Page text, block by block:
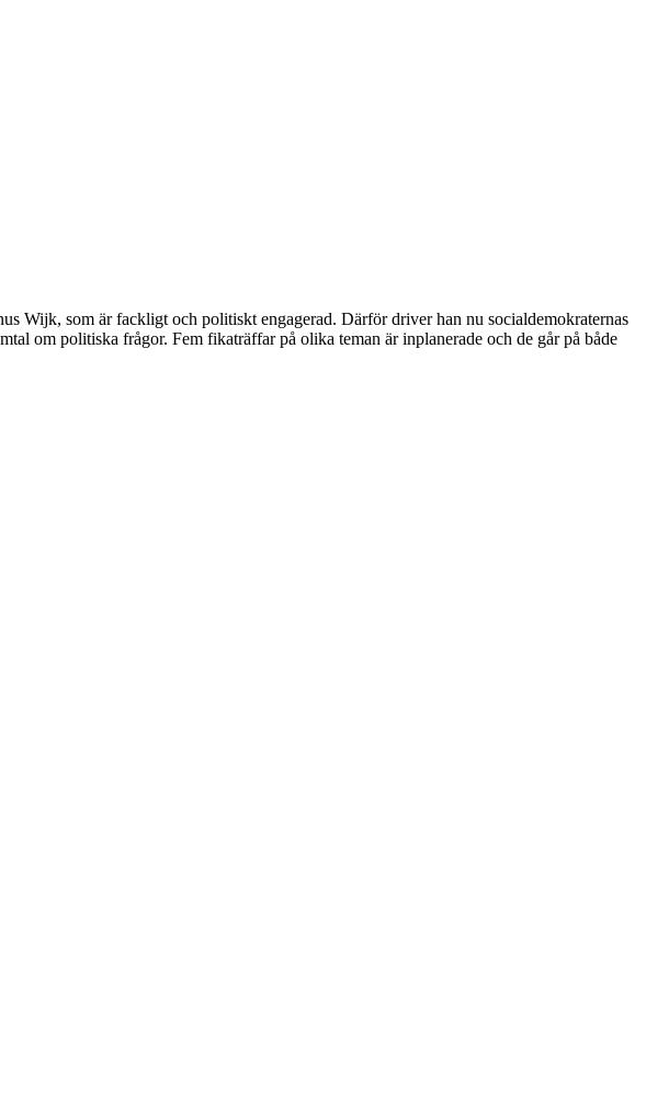
Wijk, som är fackligt och politiskt engagerad. Därför driver han nu socialdemokraternas
om politiska frågor. Fem fikaträffar på olika teman är inplanerade och de går på både